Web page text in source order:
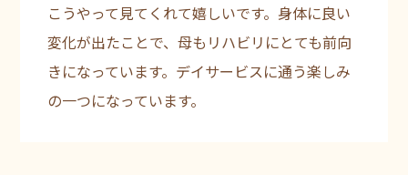
こうやって見てくれて嬉しいです。身体に良い
変化が出たことで、母もリハビリにとても前向
きになっています。デイサービスに通う楽しみ
の一つになっています。